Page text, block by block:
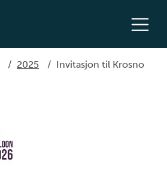
/ 2025 / Invitasjon til Krosno